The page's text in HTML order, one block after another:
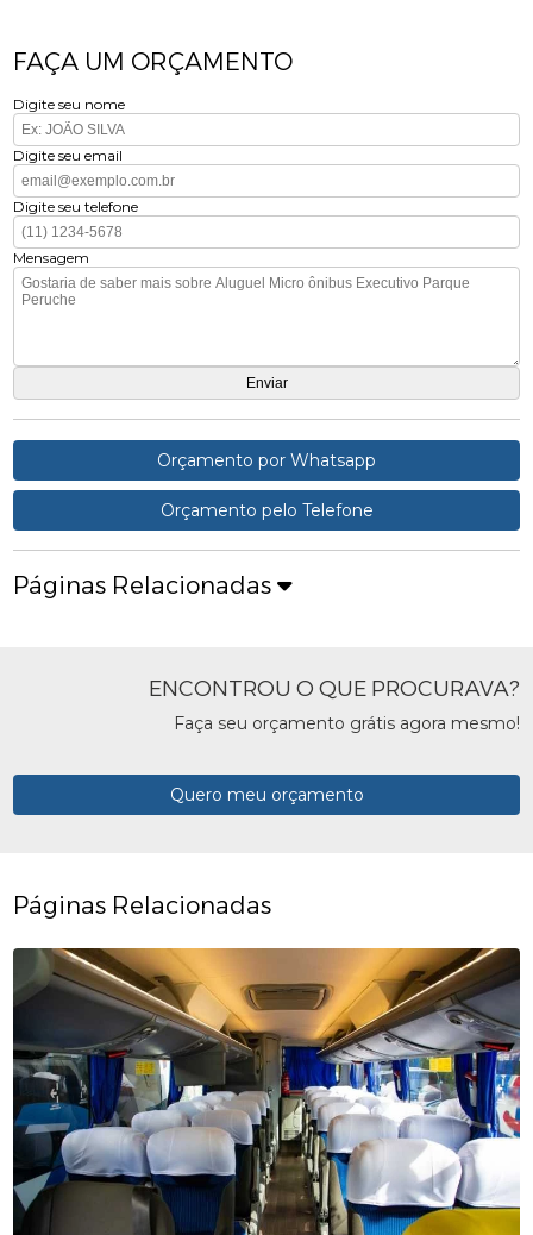
FAÇA UM ORÇAMENTO
Digite seu nome
Digite seu email
Digite seu telefone
Mensagem
Orçamento por Whatsapp
Orçamento pelo Telefone
Páginas Relacionadas
ENCONTROU O QUE PROCURAVA?
Faça seu orçamento grátis agora mesmo!
Quero meu orçamento
Páginas Relacionadas